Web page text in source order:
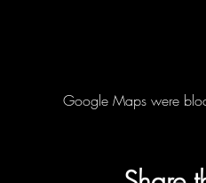
Google Maps were